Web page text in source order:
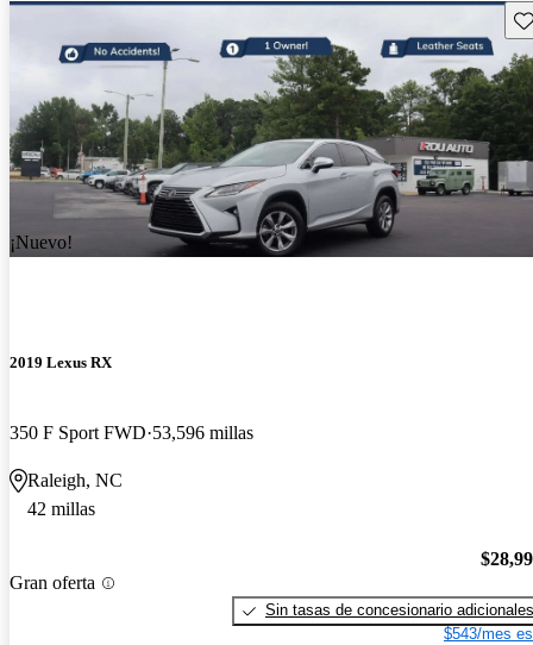
¡Nuevo!
2019 Lexus RX
350 F Sport FWD 53,596 millas
Raleigh, NC
42 millas
Gran oferta
Sin tasas de concesionario adicionales
$543/mes